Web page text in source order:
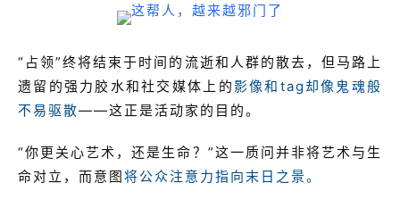
“占领”终将结束于时间的流逝和人群的散去，但马路上
遗留的强力胶水和社交媒体上的影像和tag却像鬼魂般
不易驱散——这正是活动家的目的。
“你更关心艺术，还是生命？”这一质问并非将艺术与生
命对立，而意图将公众注意力指向末日之景。